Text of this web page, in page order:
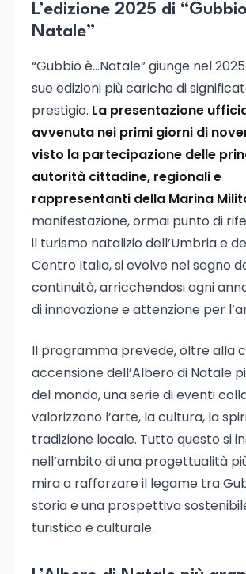
L’edizione 2025 di
Natale”
“Gubbio è…Natale” giunge nel
sue edizioni più cariche di
prestigio. La presentazione
avvenuta nei primi giorni di
visto la partecipazione delle
autorità cittadine, regionali e
rappresentanti della Marina
manifestazione, ormai punto di
il turismo natalizio dell’Umbria e
Centro Italia, si evolve nel segno
continuità, arricchendosi ogni
di innovazione e attenzione per
Il programma prevede, oltre alla
accensione dell’Albero di Natale
del mondo, una serie di eventi
valorizzano l’arte, la cultura, la
tradizione locale. Tutto questo si
nell’ambito di una progettualità
mira a rafforzare il legame tra
storia e una prospettiva
turistico e culturale.